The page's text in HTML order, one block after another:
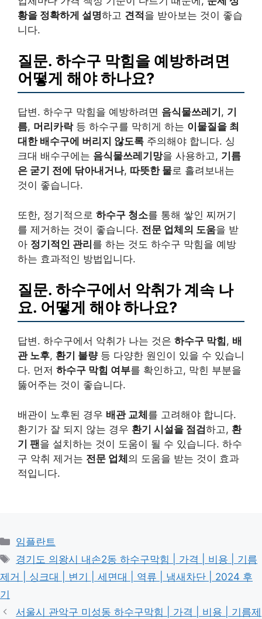
황을 정확하게 설명하고 견적을 받아보는 것이 좋습
니다.
질문. 하수구 막힘을 예방하려면
어떻게 해야 하나요?
답변. 하수구 막힘을 예방하려면 음식물쓰레기 , 기
름, 머리카락등 하수구를 막히게 하는 이물질을 최
대한 배수구에 버리지 않도록 주의해야 합니다. 싱
크대 배수구에는 음식물쓰레기망을 사용하고, 기름
은 굳기 전에 닦아내거나, 따뜻한 물로 흘려보내는
것이 좋습니다.
또한, 정기적으로 하수구 청소를 통해 쌓인 찌꺼기
를 제거하는 것이 좋습니다. 전문 업체의 도움을 받
아 정기적인 관리를 하는 것도 하수구 막힘을 예방
하는 효과적인 방법입니다.
질문. 하수구에서 악취가 계속 나
요. 어떻게 해야 하나요?
답변. 하수구에서 악취가 나는 것은 하수구 막힘, 배
관 노후, 환기 불량등 다양한 원인이 있을 수 있습니
다. 먼저 하수구 막힘 여부를 확인하고, 막힌 부분을
뚫어주는 것이 좋습니다.
배관이 노후된 경우 배관 교체를 고려해야 합니다.
환기가 잘 되지 않는 경우 환기 시설을 점검하고, 환
기 팬을 설치하는 것이 도움이 될 수 있습니다. 하수
구 악취 제거는 전문 업체의 도움을 받는 것이 효과
적입니다.
카
테
고
리
임플란트
태
그
경기도 의왕시 내손2동 하수구막힘 | 가격 | 비용 | 기름
제거 | 싱크대 | 변기 | 세면대 | 역류 | 냄새차단 | 2024 후
기
서울시 관악구 미성동 하수구막힘 | 가격 | 비용 | 기름제